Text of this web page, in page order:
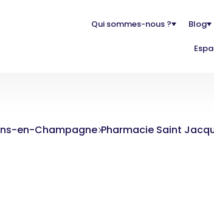
Qui sommes-nous ? Blog
en-Champagne Pharmacie Saint